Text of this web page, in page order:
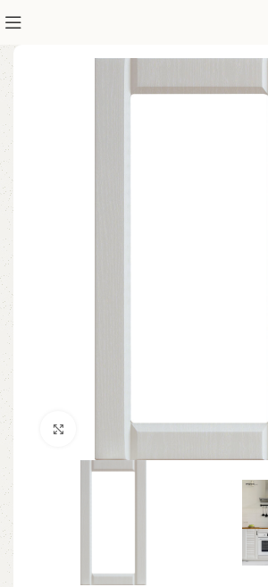
Büyütmek için tıklayın